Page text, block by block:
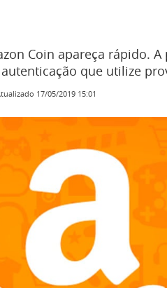
Coin apareça rápido.
que utilize
17/05/2019 15:01